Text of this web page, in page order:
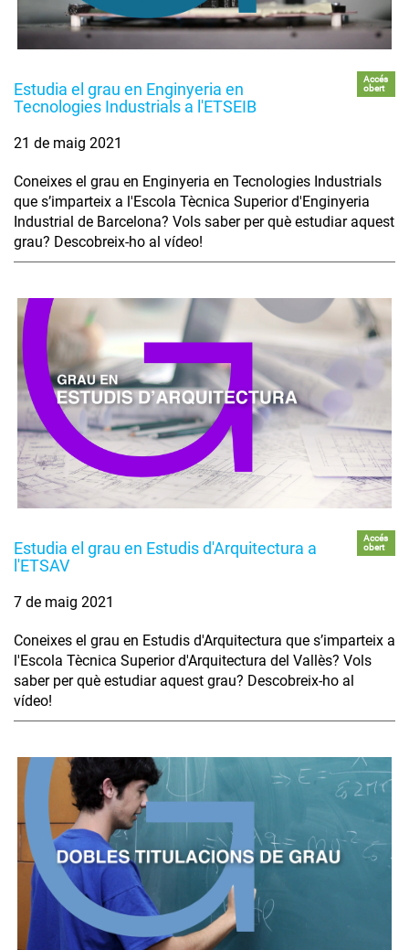
Estudia el grau en Enginyeria en
Tecnologies Industrials a l'ETSEIB
Accés
obert
21 de maig 2021
Coneixes el grau en Enginyeria en Tecnologies Industrials
que s’imparteix a l'Escola Tècnica Superior d'Enginyeria
Industrial de Barcelona? Vols saber per què estudiar aquest
grau? Descobreix-ho al vídeo!
Estudia el grau en Estudis d'Arquitectura a
l'ETSAV
Accés
obert
7 de maig 2021
Coneixes el grau en Estudis d'Arquitectura que s’imparteix a
l'Escola Tècnica Superior d'Arquitectura del Vallès? Vols
saber per què estudiar aquest grau? Descobreix-ho al
vídeo!